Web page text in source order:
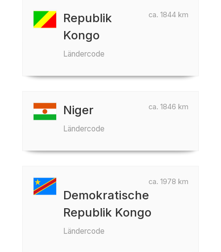
ca. 1844 km
Republik
Kongo
Ländercode
ca. 1846 km
Niger
Ländercode
ca. 1978 km
Demokratische
Republik Kongo
Ländercode